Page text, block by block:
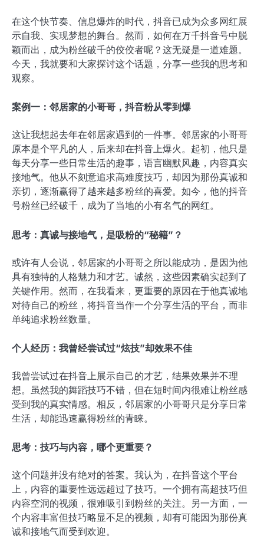
在这个快节奏、信息爆炸的时代，抖音已成为众多网红展
示自我、实现梦想的舞台。然而，如何在万千抖音号中脱
颖而出，成为粉丝破千的佼佼者呢？这无疑是一道难题。
今天，我就要和大家探讨这个话题，分享一些我的思考和
观察。
案例一：邻居家的小哥哥，抖音粉从零到爆
这让我想起去年在邻居家遇到的一件事。邻居家的小哥哥
原本是个平凡的人，后来却在抖音上爆火。起初，他只是
每天分享一些日常生活的趣事，语言幽默风趣，内容真实
接地气。他从不刻意追求高难度技巧，却因为那份真诚和
亲切，逐渐赢得了越来越多粉丝的喜爱。如今，他的抖音
号粉丝已经破千，成为了当地的小有名气的网红。
思考：真诚与接地气，是吸粉的“秘籍”？
或许有人会说，邻居家的小哥哥之所以能成功，是因为他
具有独特的人格魅力和才艺。诚然，这些因素确实起到了
关键作用。然而，在我看来，更重要的原因在于他真诚地
对待自己的粉丝，将抖音当作一个分享生活的平台，而非
单纯追求粉丝数量。
个人经历：我曾经尝试过“炫技”却效果不佳
我曾尝试过在抖音上展示自己的才艺，结果效果并不理
想。虽然我的舞蹈技巧不错，但在短时间内很难让粉丝感
受到我的真实情感。相反，邻居家的小哥哥只是分享日常
生活，却能迅速赢得粉丝的青睐。
思考：技巧与内容，哪个更重要？
这个问题并没有绝对的答案。我认为，在抖音这个平台
上，内容的重要性远远超过了技巧。一个拥有高超技巧但
内容空洞的视频，很难吸引到粉丝的关注。另一方面，一
个内容丰富但技巧略显不足的视频，却有可能因为那份真
诚和接地气而受到欢迎。